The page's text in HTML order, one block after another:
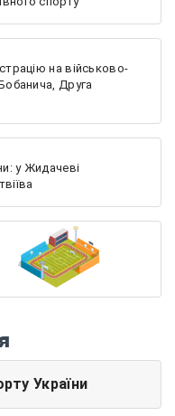
на військово-
Друга
у Жидачеві
України